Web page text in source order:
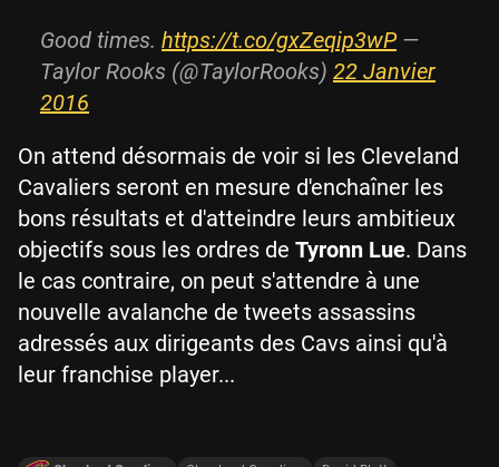
Good times. https://t.co/gxZeqip3wP—
Taylor Rooks (@TaylorRooks) 22 Janvier
2016
On attend désormais de voir si les Cleveland
Cavaliers seront en mesure d'enchaîner les
bons résultats et d'atteindre leurs ambitieux
objectifs sous les ordres de Tyronn Lue. Dans
le cas contraire, on peut s'attendre à une
nouvelle avalanche de tweets assassins
adressés aux dirigeants des Cavs ainsi qu'à
leur franchise player...